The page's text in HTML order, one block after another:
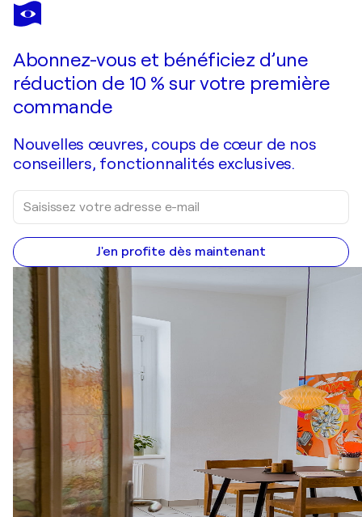
ANNA BIELER
Rote Blumen
Abonnez-vous et bénéficiez d’une
réduction de 10 % sur votre première
commande
Nouvelles œuvres, coups de cœur de nos
conseillers, fonctionnalités exclusives.
J'en profite dès maintenant